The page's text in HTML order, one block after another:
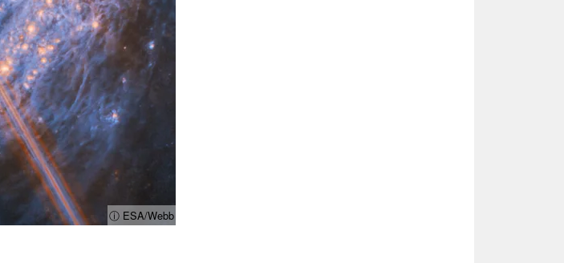
ⓘ ESA/Webb